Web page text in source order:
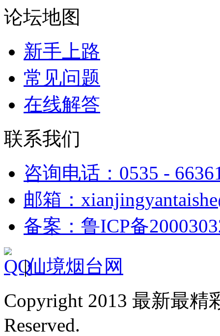
论坛地图
新手上路
常见问题
在线解答
联系我们
咨询电话：0535 -
邮箱：
备案：鲁ICP备
|仙境烟台网
Copyright 2013 最新最
Reserved.